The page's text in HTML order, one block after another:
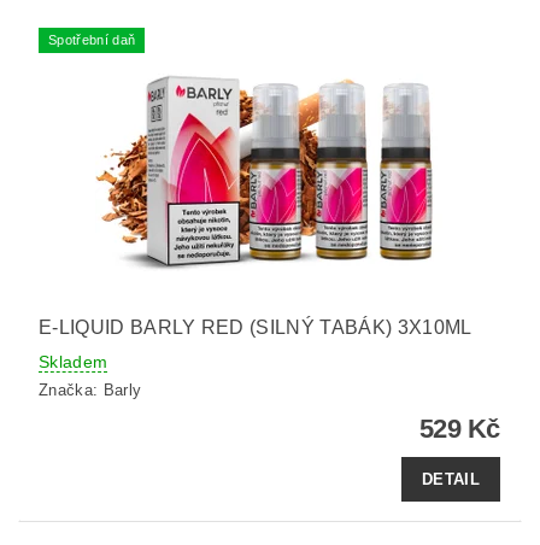
Spotřební daň
E-LIQUID BARLY RED (SILNÝ TABÁK) 3X10ML
Skladem
Značka: Barly
529 Kč
DETAIL